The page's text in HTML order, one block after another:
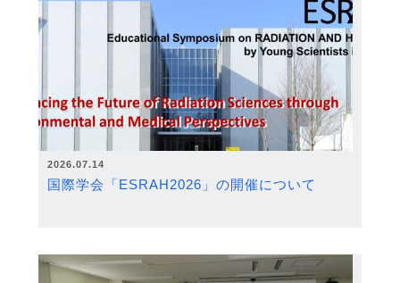
2026.07.14
国際学会「ESRAH2026」の開催について